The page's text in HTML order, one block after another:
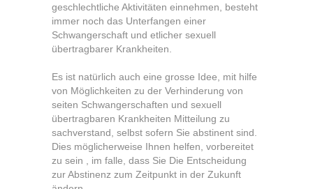
geschlechtliche Aktivitäten einnehmen, besteht
immer noch das Unterfangen einer
Schwangerschaft und etlicher sexuell
übertragbarer Krankheiten.
Es ist natürlich auch eine grosse Idee, mit hilfe
von Möglichkeiten zu der Verhinderung von
seiten Schwangerschaften und sexuell
übertragbaren Krankheiten Mitteilung zu
sachverstand, selbst sofern Sie abstinent sind.
Dies möglicherweise Ihnen helfen, vorbereitet
zu sein , im falle, dass Sie Die Entscheidung
zur Abstinenz zum Zeitpunkt in der Zukunft